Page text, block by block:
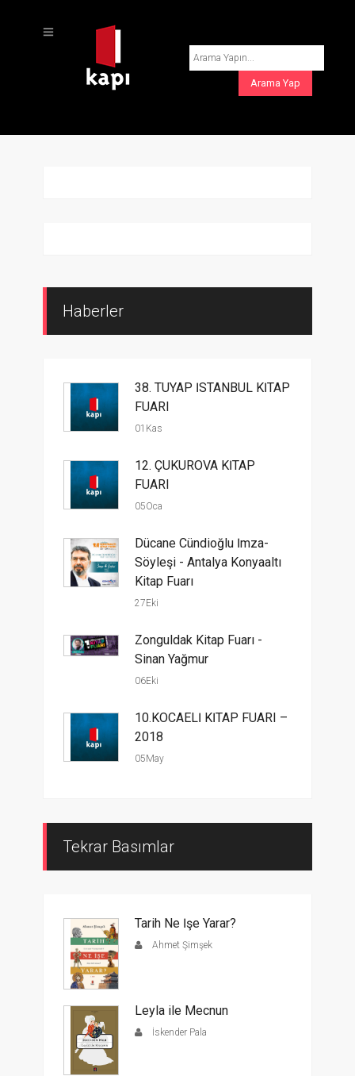
Haberler
38. TÜYAP İSTANBUL KİTAP
FUARI
01Kas
12. ÇUKUROVA KİTAP
FUARI
05Oca
Dücane Cündioğlu İmza-
Söyleşi - Antalya Konyaaltı
Kitap Fuarı
27Eki
Zonguldak Kitap Fuarı -
Sinan Yağmur
06Eki
10.KOCAELİ KİTAP FUARI –
2018
05May
Tekrar Basımlar
Tarih Ne İşe Yarar?
Ahmet Şimşek
Leyla ile Mecnun
İskender Pala